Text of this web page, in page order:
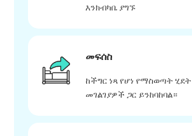
እንክብካቤ ያግኙ
መፍሰስ
ከችግር ነጻ የሆነ የማስወጣት
መገልገያዎች ጋር ይንከባከባል።